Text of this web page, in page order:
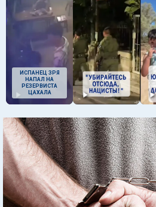
ИСПАНЕЦ ЗРЯ
НАПАЛ НА
РЕЗЕРВИСТА
ЦАХАЛА